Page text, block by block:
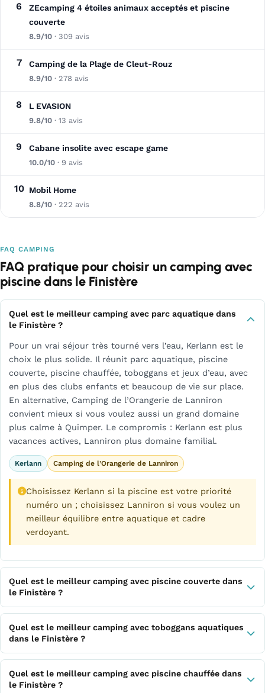
6
ZEcamping 4 étoiles animaux acceptés et piscine
couverte
8.9/10 · 309 avis
7 Camping de la Plage de Cleut-Rouz
8.9/10 · 278 avis
8 L EVASION
9.8/10 · 13 avis
9 Cabane insolite avec escape game
10.0/10 · 9 avis
10 Mobil Home
8.8/10 · 222 avis
FAQ CAMPING
FAQ pratique pour choisir un camping avec
piscine dans le Finistère
Quel est le meilleur camping avec parc aquatique dans
le Finistère ?
Pour un vrai séjour très tourné vers l’eau, Kerlann est le
choix le plus solide. Il réunit parc aquatique, piscine
couverte, piscine chauffée, toboggans et jeux d’eau, avec
en plus des clubs enfants et beaucoup de vie sur place.
En alternative, Camping de l’Orangerie de Lanniron
convient mieux si vous voulez aussi un grand domaine
plus calme à Quimper. Le compromis : Kerlann est plus
vacances actives, Lanniron plus domaine familial.
Kerlann Camping de l’Orangerie de Lanniron
Choisissez Kerlann si la piscine est votre priorité
numéro un ; choisissez Lanniron si vous voulez un
meilleur équilibre entre aquatique et cadre
verdoyant.
Quel est le meilleur camping avec piscine couverte dans
le Finistère ?
Quel est le meilleur camping avec toboggans aquatiques
dans le Finistère ?
Quel est le meilleur camping avec piscine chauffée dans
le Finistère ?